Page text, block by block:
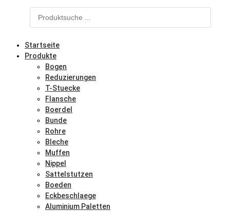
Startseite
Produkte
Bogen
Reduzierungen
T-Stuecke
Flansche
Boerdel
Bunde
Rohre
Bleche
Muffen
Nippel
Sattelstutzen
Boeden
Eckbeschlaege
Aluminium Paletten